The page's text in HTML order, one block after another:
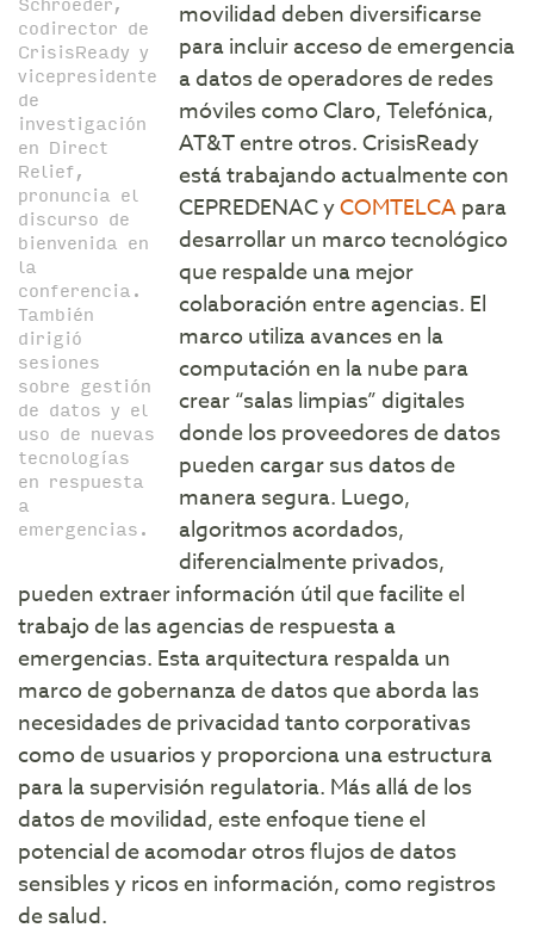
codirector de
CrisisReady y
vicepresidente
de
investigación
en Direct
Relief,
pronuncia el
discurso de
bienvenida en
la
conferencia.
También
dirigió
sesiones
sobre gestión
de datos y el
uso de nuevas
tecnologías
en respuesta
a
emergencias.
movilidad deben diversificarse
para incluir acceso de emergencia
a datos de operadores de redes
móviles como Claro, Telefónica,
AT&T entre otros. CrisisReady
está trabajando actualmente con
CEPREDENAC yCOMTELCApara
desarrollar un marco tecnológico
que respalde una mejor
colaboración entre agencias. El
marco utiliza avances en la
computación en la nube para
crear “salas limpias” digitales
donde los proveedores de datos
pueden cargar sus datos de
manera segura. Luego,
algoritmos acordados,
diferencialmente privados,
pueden extraer información útil que facilite el
trabajo de las agencias de respuesta a
emergencias. Esta arquitectura respalda un
marco de gobernanza de datos que aborda las
necesidades de privacidad tanto corporativas
como de usuarios y proporciona una estructura
para la supervisión regulatoria. Más allá de los
datos de movilidad, este enfoque tiene el
potencial de acomodar otros flujos de datos
sensibles y ricos en información, como registros
de salud.